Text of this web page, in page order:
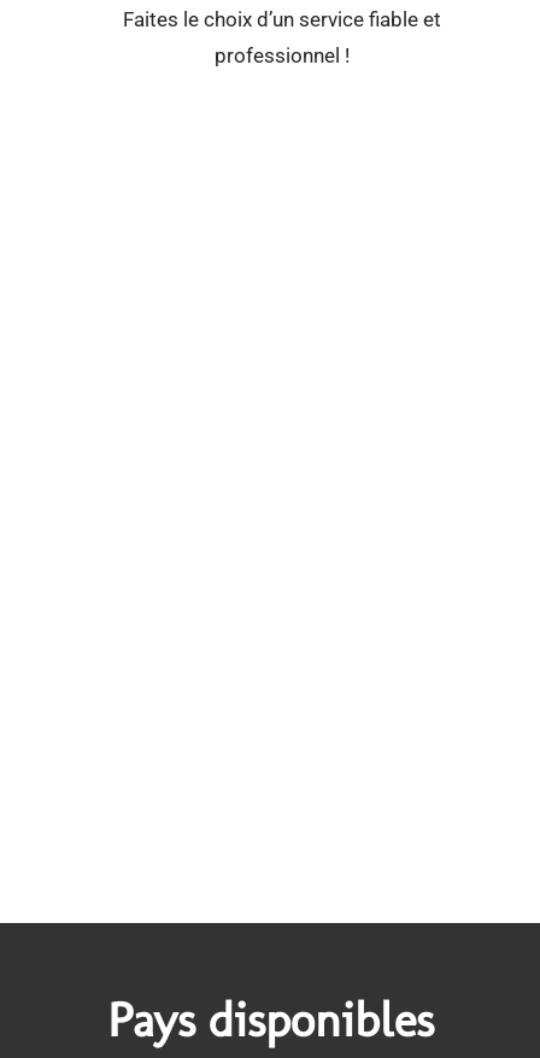
Faites le choix d’un service fiable et
professionnel !
Pays disponibles